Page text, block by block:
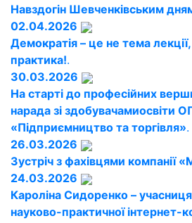
Навздогін Шевченківським
02.04.2026
Демократія – це не тема
практика!.
30.03.2026
На старті до професійних
нарада зі здобувачамиосвіти
«Підприємництво та торгівля».
26.03.2026
Зустріч з фахівцями компанії
24.03.2026
Кароліна Сидоренко – учасниця
науково-практичної інтернет-